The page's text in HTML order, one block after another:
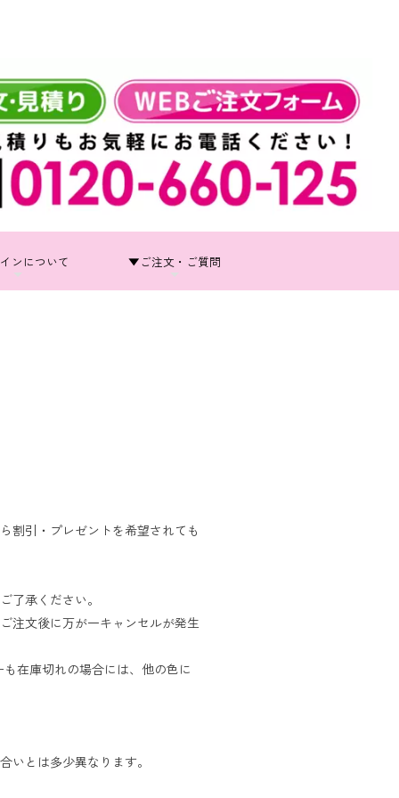
について ▼ご注文・ご質問
割引・プレゼントを希望されても
承ください。
注文後に万が一キャンセルが発生
在庫切れの場合には、他の色に
とは多少異なります。